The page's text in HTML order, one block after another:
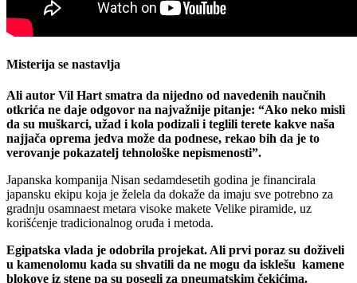
Misterija se nastavlja
Ali autor Vil Hart smatra da nijedno od navedenih naučnih
otkrića ne daje odgovor na najvažnije pitanje: “Ako neko misli
da su muškarci, užad i kola podizali i teglili terete kakve naša
najjača oprema jedva može da podnese, rekao bih da je to
verovanje pokazatelj tehnološke nepismenosti”.
Japanska kompanija Nisan sedamdesetih godina je financirala
japansku ekipu koja je želela da dokaže da imaju sve potrebno za
gradnju osamnaest metara visoke makete Velike piramide, uz
korišćenje tradicionalnog oruđa i metoda.
Egipatska vlada je odobrila projekat. Ali prvi poraz su doživeli
u kamenolomu kada su shvatili da ne mogu da isklešu kamene
blokove iz stene pa su posegli za pneumatskim čekićima.